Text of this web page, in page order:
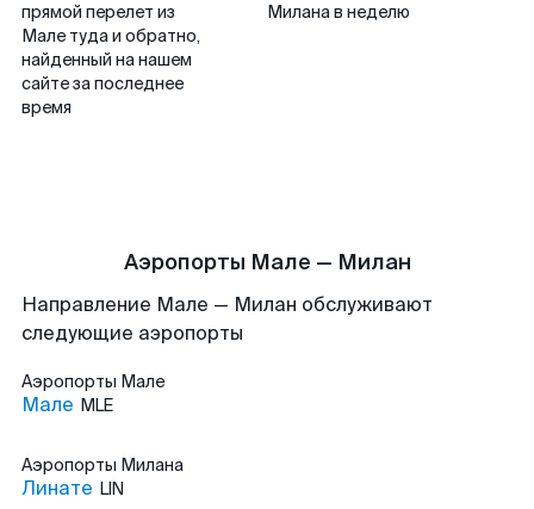
прямой перелет из
Мале туда и обратно,
найденный на нашем
сайте за последнее
время
Милана в неделю
Аэропорты Мале — Милан
Направление Мале — Милан обслуживают
следующие аэропорты
Аэропорты Мале
Мале MLE
Аэропорты Милана
Линате LIN